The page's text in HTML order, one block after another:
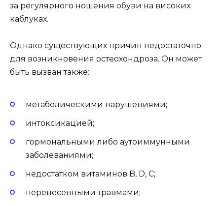
за регулярного ношения обуви на високих
каблуках.
Однако существующих причин недостаточно
для возникновения остеохондроза. Он может
быть вызван также:
метаболическими нарушениями;
интоксикацией;
гормональными либо аутоиммунными
заболеваниями;
недостатком витаминов B, D, C;
перенесенными травмами;